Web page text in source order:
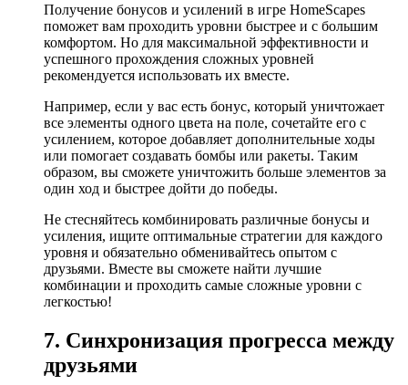
Получение бонусов и усилений в игре HomeScapes
поможет вам проходить уровни быстрее и с большим
комфортом. Но для максимальной эффективности и
успешного прохождения сложных уровней
рекомендуется использовать их вместе.
Например, если у вас есть бонус, который уничтожает
все элементы одного цвета на поле, сочетайте его с
усилением, которое добавляет дополнительные ходы
или помогает создавать бомбы или ракеты. Таким
образом, вы сможете уничтожить больше элементов за
один ход и быстрее дойти до победы.
Не стесняйтесь комбинировать различные бонусы и
усиления, ищите оптимальные стратегии для каждого
уровня и обязательно обменивайтесь опытом с
друзьями. Вместе вы сможете найти лучшие
комбинации и проходить самые сложные уровни с
легкостью!
7. Синхронизация прогресса между
друзьями